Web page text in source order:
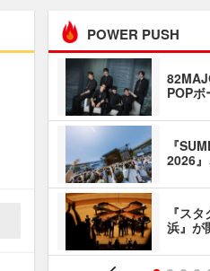
POWER PUSH
POP
『
2026
『ス
浜』